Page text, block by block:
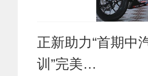
正新助力“首期中
训”完美…